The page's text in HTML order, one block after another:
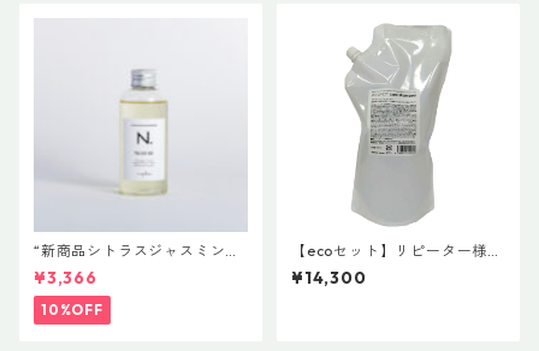
“新商品シトラスジャスミン入
荷” N. ポリッシュオイル NE
T.150ml 定価3400円（税込37
40円）
¥3,366
10%OFF
【ecoセット】リピーター様に
おすすめ！ #イマヘア 詰め
替えレフィル お徳用 ケア
¥14,300